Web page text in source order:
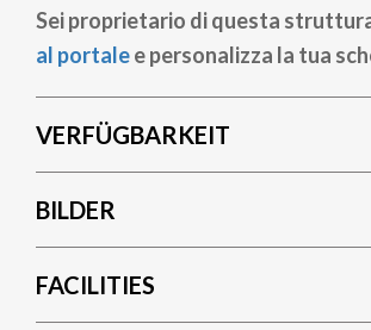
Sei proprietario di questa
al portalee personalizza la tua
VERFÜGBARKEIT
BILDER
FACILITIES